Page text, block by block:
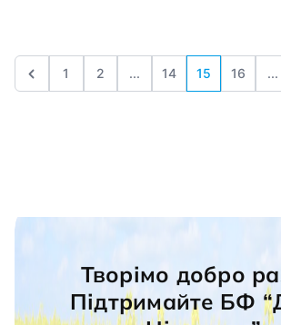
декількома покупцями).
за рахунок покупця.
1 2 ... 14 15 16 ...
Творімо добро
Підтримайте БФ